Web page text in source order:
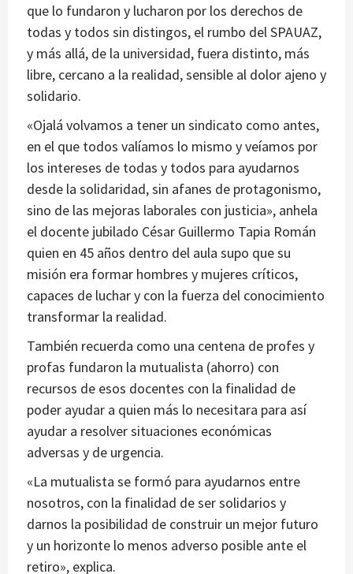
que lo fundaron y lucharon por los derechos de
todas y todos sin distingos, el rumbo del SPAUAZ,
y más allá, de la universidad, fuera distinto, más
libre, cercano a la realidad, sensible al dolor ajeno y
solidario.
«Ojalá volvamos a tener un sindicato como antes,
en el que todos valíamos lo mismo y veíamos por
los intereses de todas y todos para ayudarnos
desde la solidaridad, sin afanes de protagonismo,
sino de las mejoras laborales con justicia», anhela
el docente jubilado César Guillermo Tapia Román
quien en 45 años dentro del aula supo que su
misión era formar hombres y mujeres críticos,
capaces de luchar y con la fuerza del conocimiento
transformar la realidad.
También recuerda como una centena de profes y
profas fundaron la mutualista (ahorro) con
recursos de esos docentes con la finalidad de
poder ayudar a quien más lo necesitara para así
ayudar a resolver situaciones económicas
adversas y de urgencia.
«La mutualista se formó para ayudarnos entre
nosotros, con la finalidad de ser solidarios y
darnos la posibilidad de construir un mejor futuro
y un horizonte lo menos adverso posible ante el
retiro», explica.